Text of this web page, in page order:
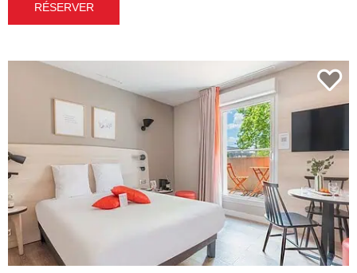
RÉSERVER